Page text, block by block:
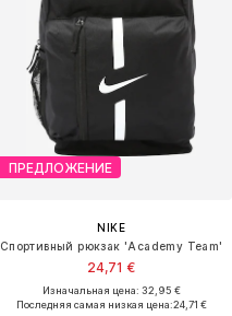
ПРЕДЛОЖЕНИЕ
NIKE
Спортивный рюкзак 'Academy Team'
24,71 €
Изначальная цена: 32,95 €
Последняя самая низкая цена:24,71 €